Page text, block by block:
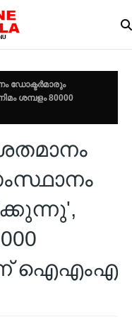
ഡോക്ടർമാരും
ശമ്പളം 80000
ഐഎംഎ